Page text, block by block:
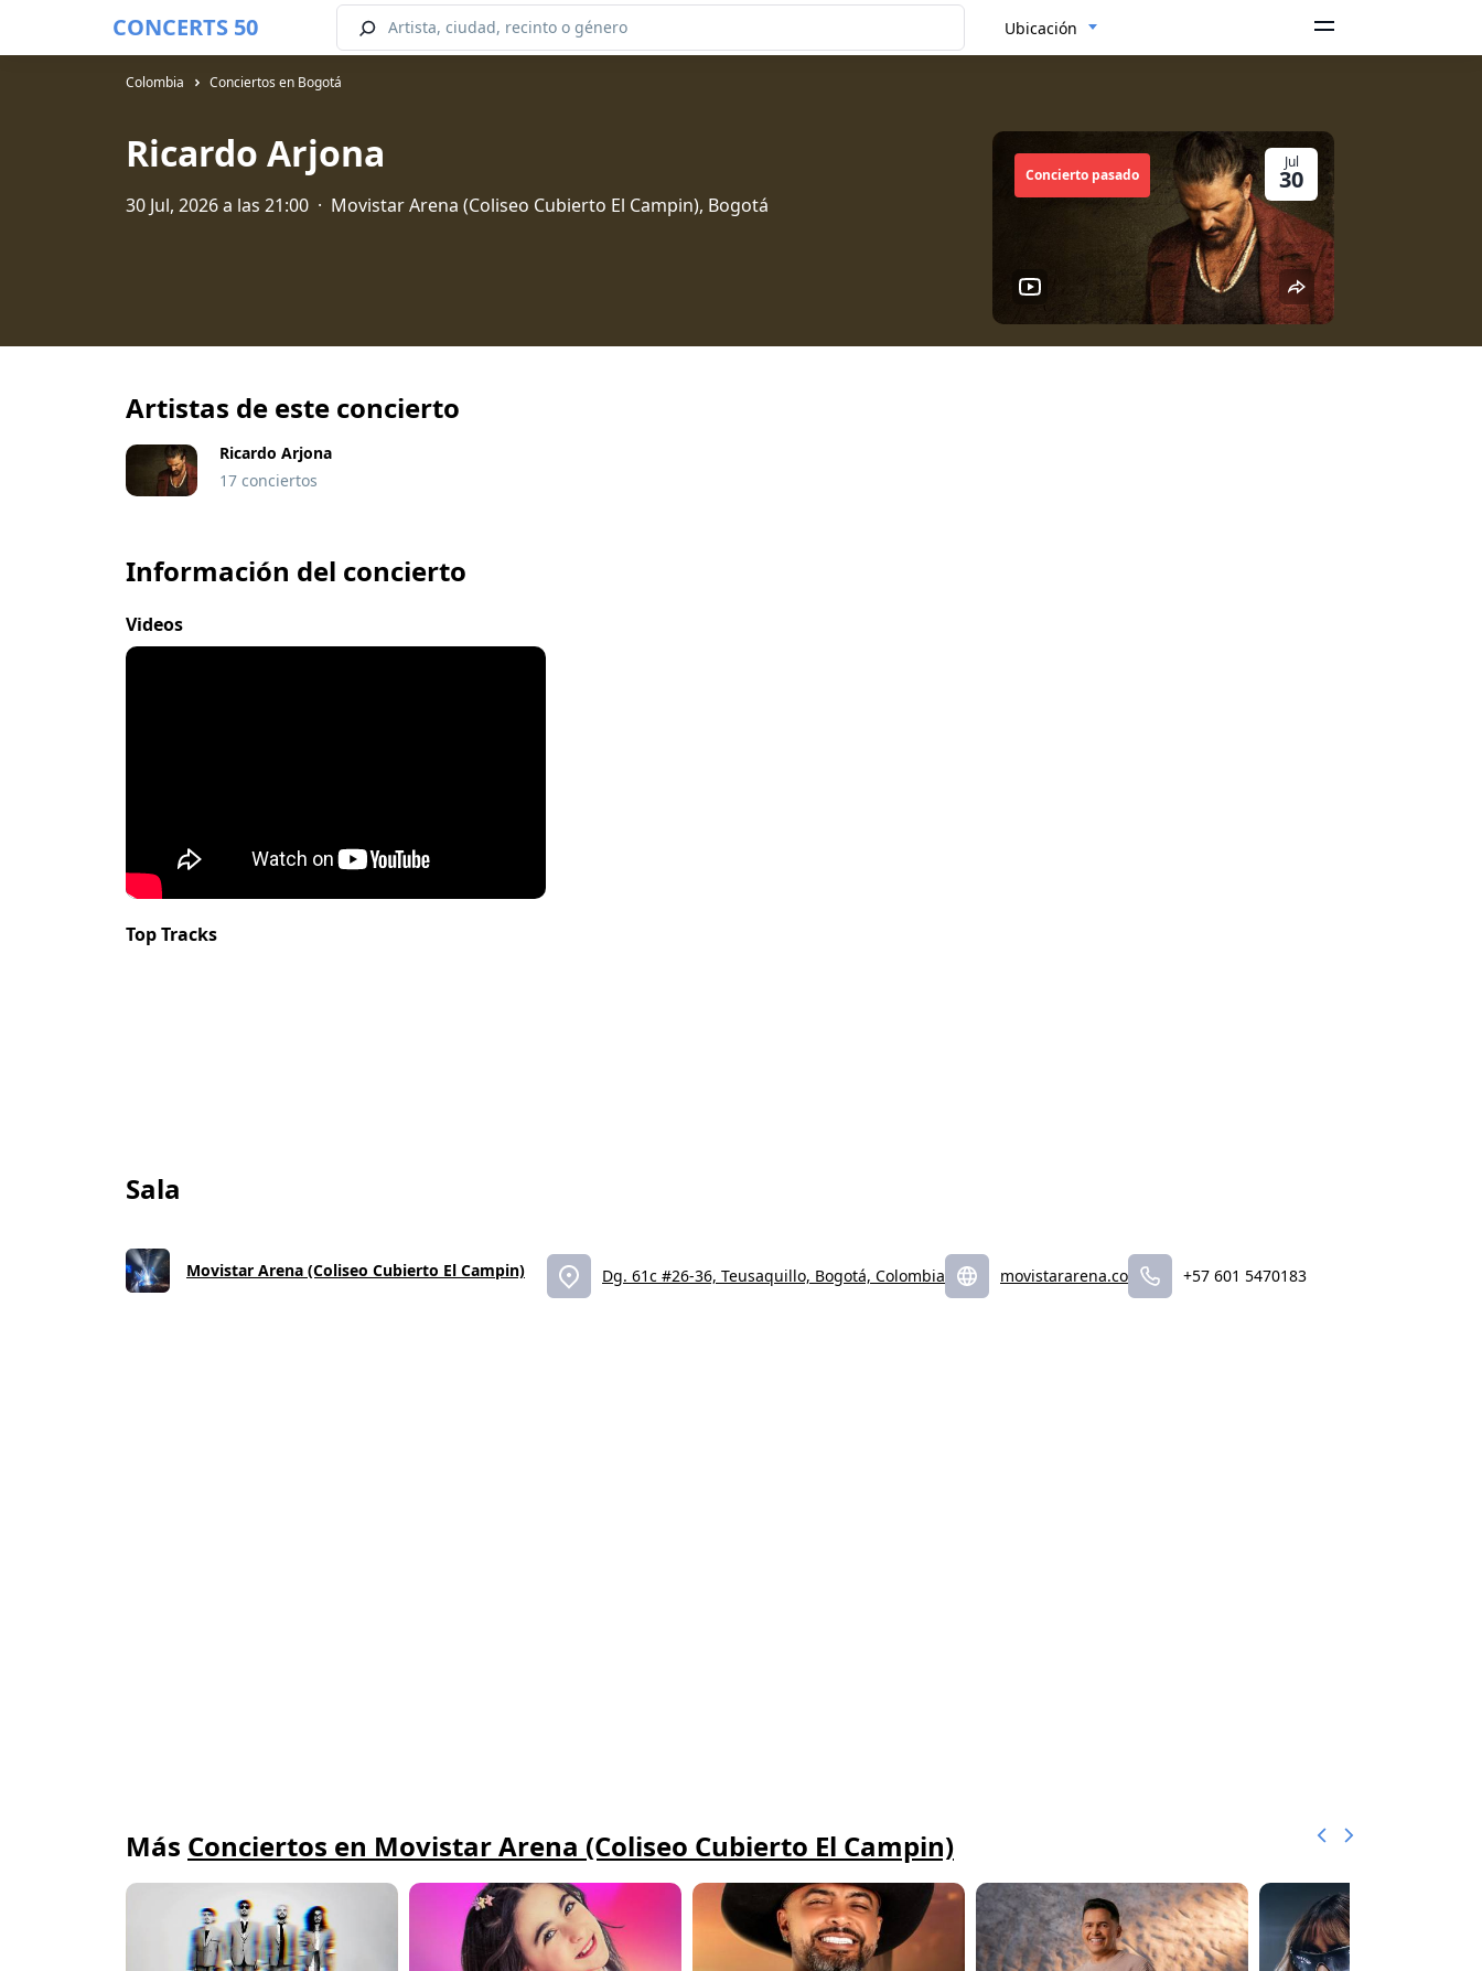
CONCERTS 50 Ubicación
Colombia Conciertos en Bogotá
Ricardo Arjona
30 Jul, 2026 a las 21:00 · Movistar Arena (Coliseo Cubierto El Campin), Bogotá
Jul
30
Concierto pasado
Artistas de este concierto
Ricardo Arjona
17 conciertos
Información del concierto
Videos
Top Tracks
Sala
Movistar Arena (Coliseo Cubierto El Campin) Dg. 61c #26-36, Teusaquillo, Bogotá, Colombia movistararena.co +57 601 5470183
Más Conciertos en Movistar Arena (Coliseo Cubierto El Campin)